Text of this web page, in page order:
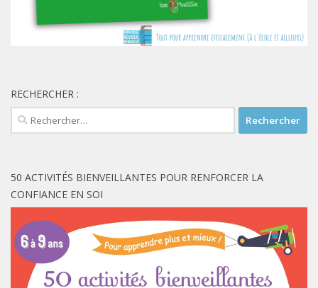
RECHERCHER :
Rechercher :
50 ACTIVITÉS BIENVEILLANTES POUR RENFORCER LA
CONFIANCE EN SOI